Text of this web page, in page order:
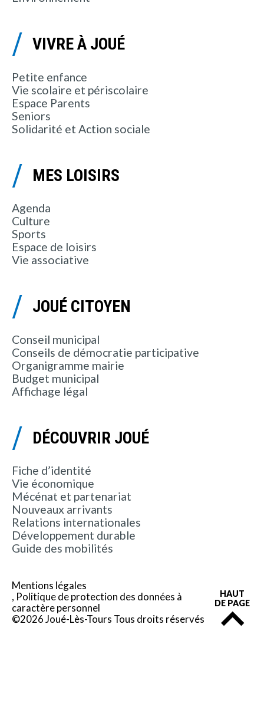
VIVRE À JOUÉ
Petite enfance
Vie scolaire et périscolaire
Espace Parents
Seniors
Solidarité et Action sociale
MES LOISIRS
Agenda
Culture
Sports
Espace de loisirs
Vie associative
JOUÉ CITOYEN
Conseil municipal
Conseils de démocratie participative
Organigramme mairie
Budget municipal
Affichage légal
DÉCOUVRIR JOUÉ
Fiche d’identité
Vie économique
Mécénat et partenariat
Nouveaux arrivants
Relations internationales
Développement durable
Guide des mobilités
Mentions légales
Politique de protection des données à
caractère personnel
©2026 Joué-Lès-Tours Tous droits réservés
HAUT
DE PAGE